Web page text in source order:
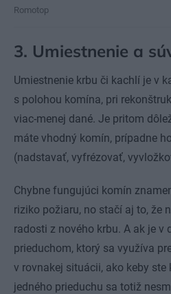
Romotop
3. Umiestnenie a
Umiestnenie krbu či kachlí je v
s polohou komína, pri
viac-menej dané. Je pritom
máte vhodný komín, prípadne
(nadstavať, vyfrézovať,
Chybne fungujúci komín
riziko požiaru, no stačí aj to, že
radosti z nového krbu. A ak je v
prieduchom, ktorý sa využíva
v rovnakej situácii, ako keby ste
jedného prieduchu sa totiž